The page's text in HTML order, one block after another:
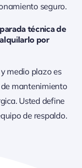
seguro.
técnica de
por
medio plazo es
mantenimiento
Usted define
de respaldo.